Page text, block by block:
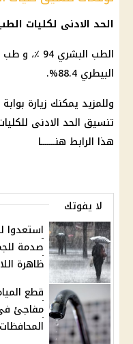
الحد الادنى لكليات
الطب البشري
البيطري 88.4%.
وللمزيد يمكنك زيارة بوابة
تنسيق الحد الادنى
هذا الرابط هنـــــــا
لا يفوتك
استعدوا
صدمة
ظاهرة
قطع
مفاجئ